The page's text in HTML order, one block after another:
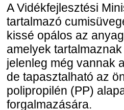
A Vidékfejlesztési
tartalmazó
kissé opálos az
amelyek
jelenleg még vannak
de tapasztalható az
polipropilén (PP)
forgalmazására.